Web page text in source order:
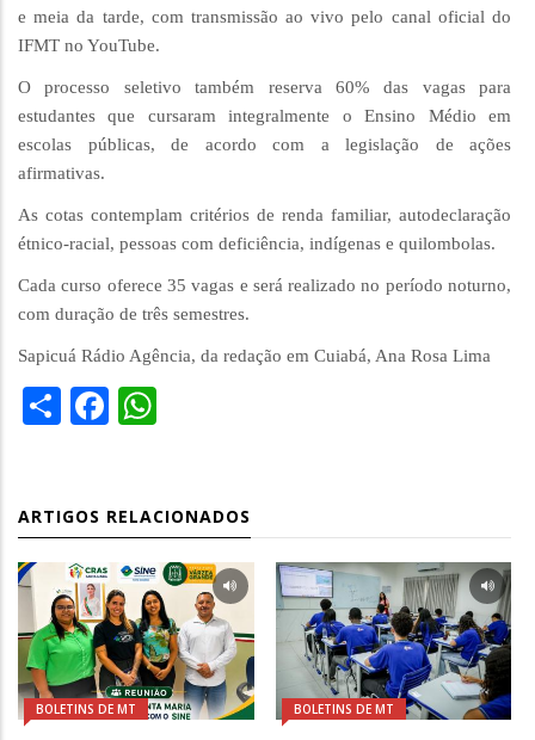
e meia da tarde, com transmissão ao vivo pelo canal oficial do
IFMT no YouTube.
O processo seletivo também reserva 60% das vagas para
estudantes que cursaram integralmente o Ensino Médio em
escolas públicas, de acordo com a legislação de ações
afirmativas.
As cotas contemplam critérios de renda familiar, autodeclaração
étnico-racial, pessoas com deficiência, indígenas e quilombolas.
Cada curso oferece 35 vagas e será realizado no período noturno,
com duração de três semestres.
Sapicuá Rádio Agência, da redação em Cuiabá, Ana Rosa Lima
ShareFacebook
ARTIGOS RELACIONADOS
BOLETINS DE MT BOLETINS DE MT